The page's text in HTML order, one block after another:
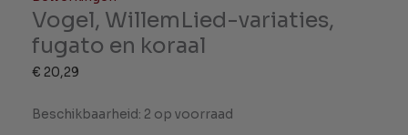
Vogel, WillemLied-variaties,
fugato en koraal
€ 20,29
Beschikbaarheid: 2 op voorraad